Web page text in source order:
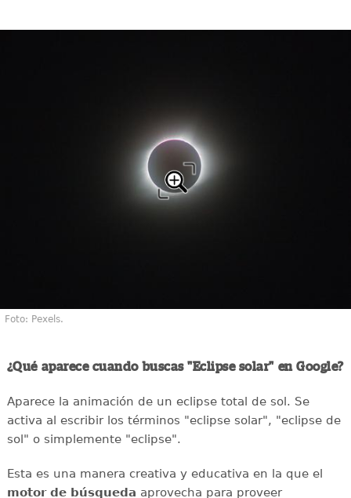
Foto: Pexels.
¿Qué aparece cuando buscas "Eclipse solar" en Google?
Aparece la animación de un eclipse total de sol. Se
activa al escribir los términos "eclipse solar", "eclipse de
sol" o simplemente "eclipse".
Esta es una manera creativa y educativa en la que el
motor de búsqueda aprovecha para proveer